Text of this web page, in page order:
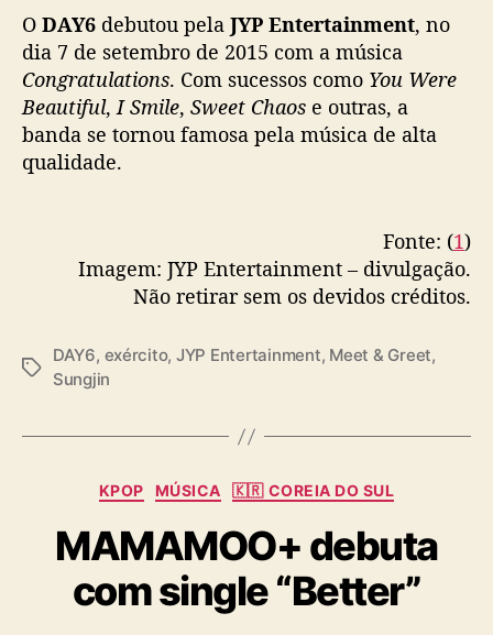
p
o
e
d
i
s
m
i
i
e
e
t
O DAY6 debutou pela JYP Entertainment, no
dia 7 de setembro de 2015 com a música
Congratulations. Com sucessos como You Were
Beautiful,I Smile, Sweet Chaos e outras, a
banda se tornou famosa pela música de alta
qualidade.
Fonte: (1)
Imagem: JYP Entertainment – divulgação.
Não retirar sem os devidos créditos.
T
s
DAY6, exército, JYP Entertainment, Meet & Greet,
Sungjin
C
t
e
g
o
KPOP MÚSICA 🇰🇷 COREIA DO SUL
MAMAMOO+ debuta
com single “Better”